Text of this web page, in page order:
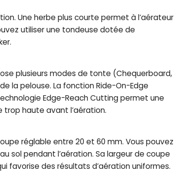
Une herbe plus courte permet à l’aérateur
utiliser une tondeuse dotée de
plusieurs modes de tonte (Chequerboard,
la pelouse. La fonction Ride-On-Edge
Edge-Reach Cutting permet une
trop haute avant l’aération.
réglable entre 20 et 60 mm. Vous pouvez
sol pendant l’aération. Sa largeur de coupe
favorise des résultats d’aération uniformes.